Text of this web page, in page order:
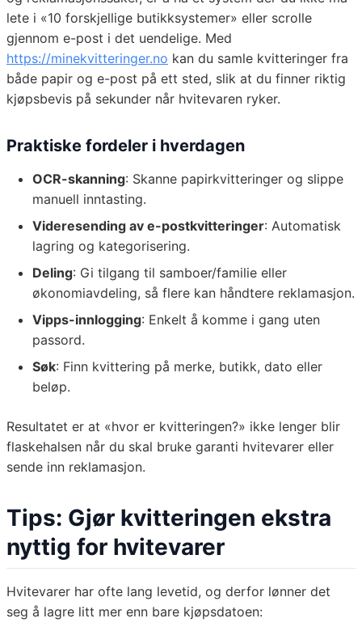
lete i «10 forskjellige butikksystemer» eller scrolle
gjennom e-post i det uendelige. Med
https://minekvitteringer.no kan du samle kvitteringer fra
både papir og e-post på ett sted, slik at du finner riktig
kjøpsbevis på sekunder når hvitevaren ryker.
Praktiske fordeler i hverdagen
OCR-skanning: Skanne papirkvitteringer og slippe
manuell inntasting.
Videresending av e-postkvitteringer: Automatisk
lagring og kategorisering.
Deling: Gi tilgang til samboer/familie eller
økonomiavdeling, så flere kan håndtere reklamasjon.
Vipps-innlogging: Enkelt å komme i gang uten
passord.
Søk: Finn kvittering på merke, butikk, dato eller
beløp.
Resultatet er at «hvor er kvitteringen?» ikke lenger blir
flaskehalsen når du skal bruke garanti hvitevarer eller
sende inn reklamasjon.
Tips: Gjør kvitteringen ekstra
nyttig for hvitevarer
Hvitevarer har ofte lang levetid, og derfor lønner det
seg å lagre litt mer enn bare kjøpsdatoen: